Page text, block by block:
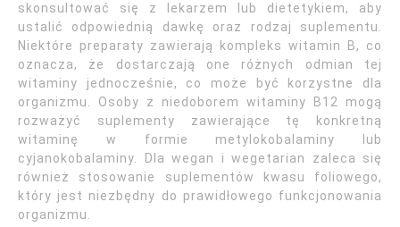
skonsultować się z lekarzem lub dietetykiem, aby
ustalić odpowiednią dawkę oraz rodzaj suplementu.
Niektóre preparaty zawierają kompleks witamin B, co
oznacza, że dostarczają one różnych odmian tej
witaminy jednocześnie, co może być korzystne dla
organizmu. Osoby z niedoborem witaminy B12 mogą
rozważyć suplementy zawierające tę konkretną
witaminę w formie metylokobalaminy lub
cyjanokobalaminy. Dla wegan i wegetarian zaleca się
również stosowanie suplementów kwasu foliowego,
który jest niezbędny do prawidłowego funkcjonowania
organizmu.